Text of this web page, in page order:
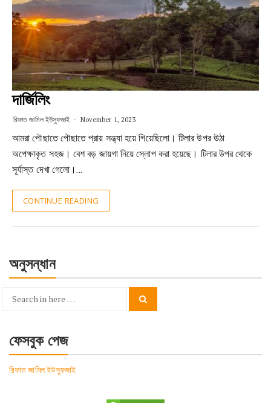
দার্জিলিং
রিফাত জামিল ইউসুফজাই November 1, 2023
আমরা পৌছাতে পৌছাতে প্রায় সন্ধ্যা হয়ে গিয়েছিলো। টিলার উপর ঊঠা
অপেক্ষাকৃত সহজ। বেশ বড় জায়গা নিয়ে স্লোপ করা হয়েছে। টিলার উপর থেকে
সূর্যাস্ত দেখা গেলো।…
CONTINUE READING
অনুসন্ধান
Search
ফেসবুক পেজ
রিফাত জামিল ইউসুফজাই